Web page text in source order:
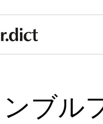
ブル